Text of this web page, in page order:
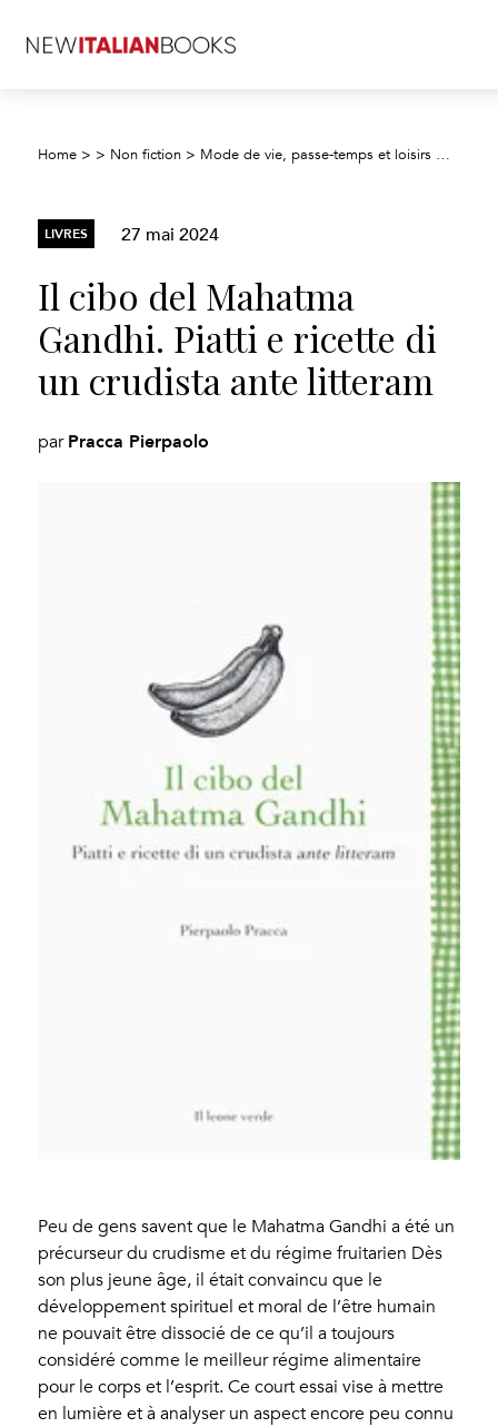
Home > > Non fiction > Mode de vie, passe-temps et loisirs
LIVRES 27 mai 2024
Il cibo del Mahatma
Gandhi. Piatti e ricette di
un crudista ante litteram
par Pracca Pierpaolo
Peu de gens savent que le Mahatma Gandhi a été un
précurseur du crudisme et du régime fruitarien Dès
son plus jeune âge, il était convaincu que le
développement spirituel et moral de l’être humain
ne pouvait être dissocié de ce qu’il a toujours
considéré comme le meilleur régime alimentaire
pour le corps et l’esprit. Ce court essai vise à mettre
en lumière et à analyser un aspect encore peu connu